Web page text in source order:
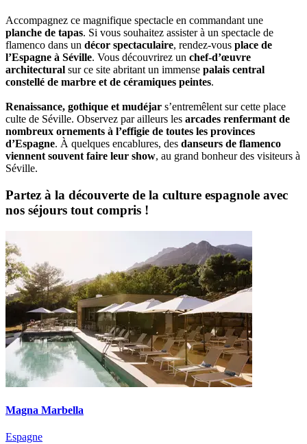
Accompagnez ce magnifique spectacle en commandant une
planche de tapas. Si vous souhaitez assister à un spectacle de
flamenco dans un décor spectaculaire, rendez-vous place de
l’Espagne à Séville. Vous découvrirez un chef-d’œuvre
architectural sur ce site abritant un immense palais central
constellé de marbre et de céramiques peintes.
Renaissance, gothique et mudéjar s’entremêlent sur cette place
culte de Séville. Observez par ailleurs les arcades renfermant de
nombreux ornements à l’effigie de toutes les provinces
d’Espagne. À quelques encablures, des danseurs de flamenco
viennent souvent faire leur show, au grand bonheur des visiteurs à
Séville.
Partez à la découverte de la culture espagnole avec
nos séjours tout compris !
Magna Marbella
Espagne